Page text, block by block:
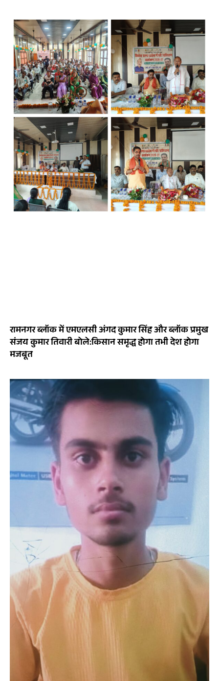
रामनगर ब्लॉक में एमएलसी अंगद कुमार सिंह और ब्लॉक प्रमुख
संजय कुमार तिवारी बोले:किसान समृद्ध होगा तभी देश होगा
मजबूत